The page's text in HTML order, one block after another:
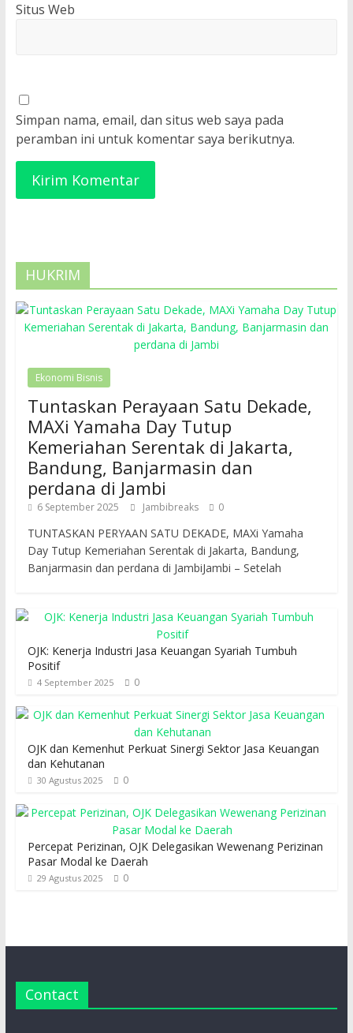
Situs Web
Simpan nama, email, dan situs web saya pada
peramban ini untuk komentar saya berikutnya.
HUKRIM
Ekonomi Bisnis
Tuntaskan Perayaan Satu Dekade,
MAXi Yamaha Day Tutup
Kemeriahan Serentak di Jakarta,
Bandung, Banjarmasin dan
perdana di Jambi
6 September 2025 Jambibreaks 0
TUNTASKAN PERYAAN SATU DEKADE, MAXi Yamaha
Day Tutup Kemeriahan Serentak di Jakarta, Bandung,
Banjarmasin dan perdana di JambiJambi – Setelah
OJK: Kenerja Industri Jasa Keuangan Syariah Tumbuh
Positif
4 September 2025 0
OJK dan Kemenhut Perkuat Sinergi Sektor Jasa Keuangan
dan Kehutanan
30 Agustus 2025 0
Percepat Perizinan, OJK Delegasikan Wewenang Perizinan
Pasar Modal ke Daerah
29 Agustus 2025 0
Contact